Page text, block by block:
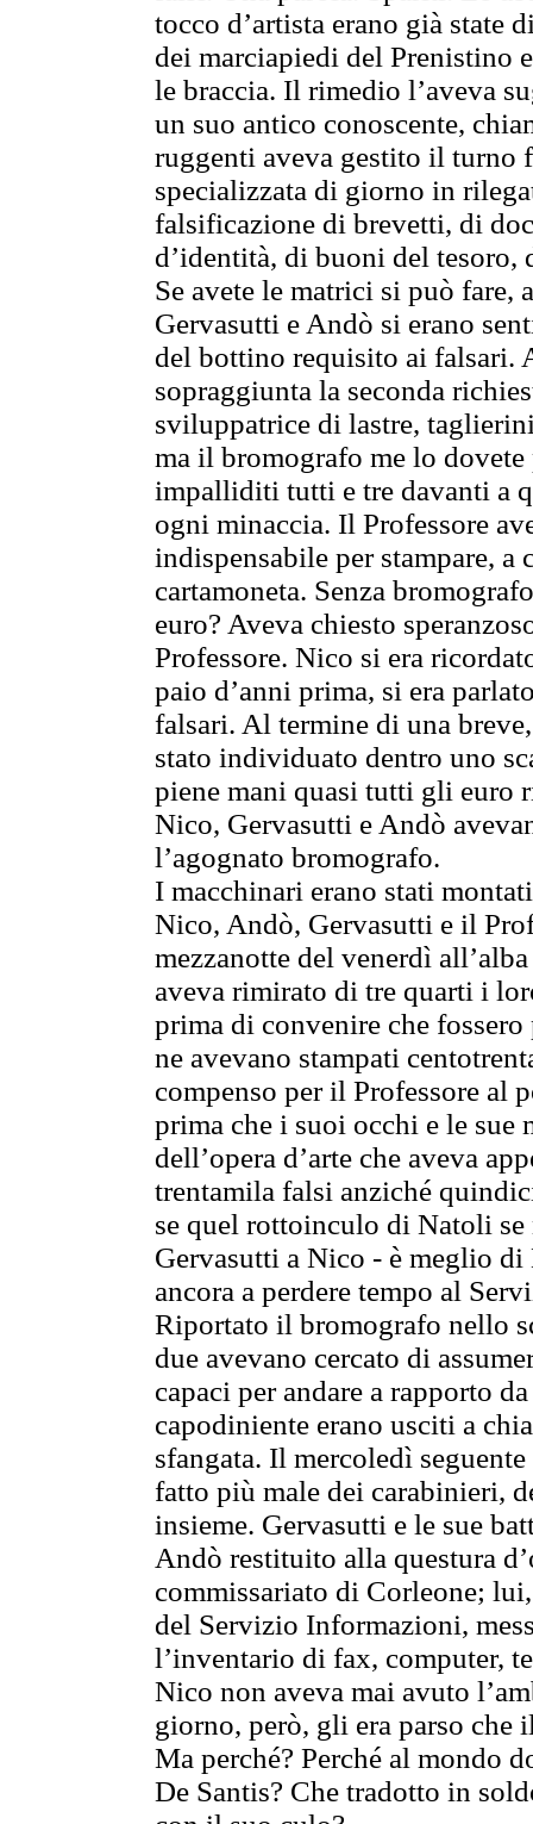
tocco d’artista erano già state
dei marciapiedi del Prenistino
le braccia. Il rimedio l’aveva
un suo antico conoscente,
ruggenti aveva gestito il turno
specializzata di giorno in
falsificazione di brevetti, di
d’identità, di buoni del
Se avete le matrici si può fare,
Gervasutti e Andò si erano
del bottino requisito ai falsari.
sopraggiunta la seconda
sviluppatrice di lastre,
ma il bromografo me lo
impalliditi tutti e tre davanti a
ogni minaccia. Il Professore
indispensabile per stampare,
cartamoneta. Senza
euro? Aveva chiesto
Professore. Nico si era
paio d’anni prima, si era
falsari. Al termine di una
stato individuato dentro uno
piene mani quasi tutti gli euro
Nico, Gervasutti e Andò
l’agognato bromografo.
I macchinari erano stati
Nico, Andò, Gervasutti e il
mezzanotte del venerdì
aveva rimirato di tre quarti i
prima di convenire che
ne avevano stampati
compenso per il Professore al
prima che i suoi occhi e le sue
dell’opera d’arte che aveva
trentamila falsi anziché
se quel rottoinculo di Natoli
Gervasutti a Nico - è meglio
ancora a perdere tempo al
Riportato il bromografo nello
due avevano cercato di
capaci per andare a rapporto
capodiniente erano usciti a
sfangata. Il mercoledì
fatto più male dei carabinieri,
insieme. Gervasutti e le sue
Andò restituito alla questura
commissariato di Corleone;
del Servizio Informazioni,
l’inventario di fax, computer,
Nico non aveva mai avuto
giorno, però, gli era parso che
Ma perché? Perché al mondo
De Santis? Che tradotto in